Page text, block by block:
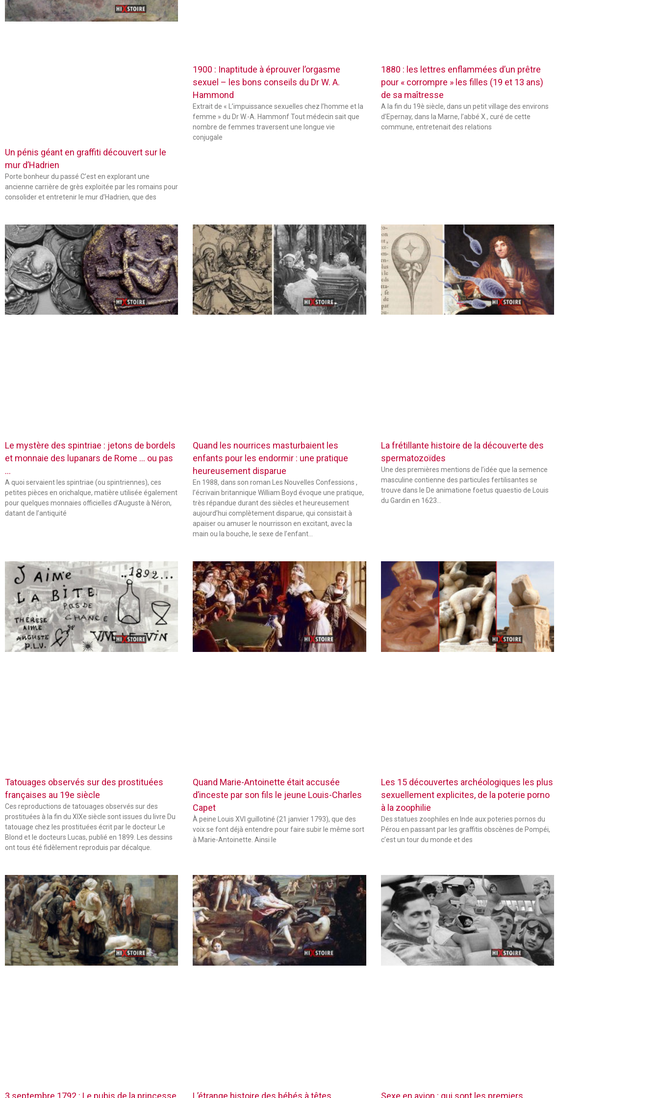
Un pénis géant en graffiti découvert sur le
mur d’Hadrien
Porte bonheur du passé C’est en explorant une
ancienne carrière de grès exploitée par les romains pour
consolider et entretenir le mur d’Hadrien, que des
1900 : Inaptitude à éprouver l’orgasme
sexuel – les bons conseils du Dr W. A.
Hammond
Extrait de « L’impuissance sexuelles chez l’homme et la
femme » du Dr W.-A. Hammonf Tout médecin sait que
nombre de femmes traversent une longue vie
conjugale
1880 : les lettres enflammées d’un prêtre
pour « corrompre » les filles (19 et 13 ans)
de sa maîtresse
A la fin du 19è siècle, dans un petit village des environs
d’Epernay, dans la Marne, l’abbé X., curé de cette
commune, entretenait des relations
Le mystère des spintriae : jetons de bordels
et monnaie des lupanars de Rome … ou pas
…
A quoi servaient les spintriae (ou spintriennes), ces
petites pièces en orichalque, matière utilisée également
pour quelques monnaies officielles d’Auguste à Néron,
datant de l’antiquité
Quand les nourrices masturbaient les
enfants pour les endormir : une pratique
heureusement disparue
En 1988, dans son roman Les Nouvelles Confessions ,
l’écrivain britannique William Boyd évoque une pratique,
très répandue durant des siècles et heureusement
aujourd’hui complètement disparue, qui consistait à
apaiser ou amuser le nourrisson en excitant, avec la
main ou la bouche, le sexe de l’enfant…
La frétillante histoire de la découverte des
spermatozoïdes
Une des premières mentions de l’idée que la semence
masculine contienne des particules fertilisantes se
trouve dans le De animatione foetus quaestio de Louis
du Gardin en 1623…
Tatouages observés sur des prostituées
françaises au 19e siècle
Ces reproductions de tatouages observés sur des
prostituées à la fin du XIXe siècle sont issues du livre Du
tatouage chez les prostituées écrit par le docteur Le
Blond et le docteurs Lucas, publié en 1899. Les dessins
ont tous été fidèlement reproduis par décalque.
Quand Marie-Antoinette était accusée
d’inceste par son fils le jeune Louis-Charles
Capet
À peine Louis XVI guillotiné (21 janvier 1793), que des
voix se font déjà entendre pour faire subir le même sort
à Marie-Antoinette. Ainsi le
Les 15 découvertes archéologiques les plus
sexuellement explicites, de la poterie porno
à la zoophilie
Des statues zoophiles en Inde aux poteries pornos du
Pérou en passant par les graffitis obscènes de Pompéi,
c’est un tour du monde et des
3 septembre 1792 : Le pubis de la princesse L’étrange histoire des bébés à têtes Sexe en avion : qui sont les premiers